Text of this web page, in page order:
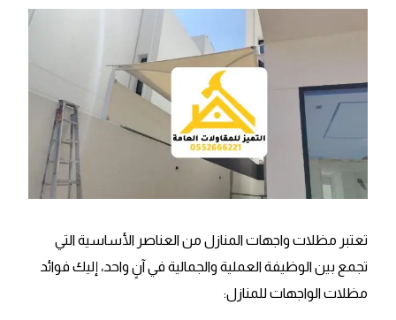
تعتبر مظلات واجهات المنازل من العناصر الأساسية التي
تجمع بين الوظيفة العملية والجمالية في آنٍ واحد، إليك فوائد
مظلات الواجهات للمنازل: